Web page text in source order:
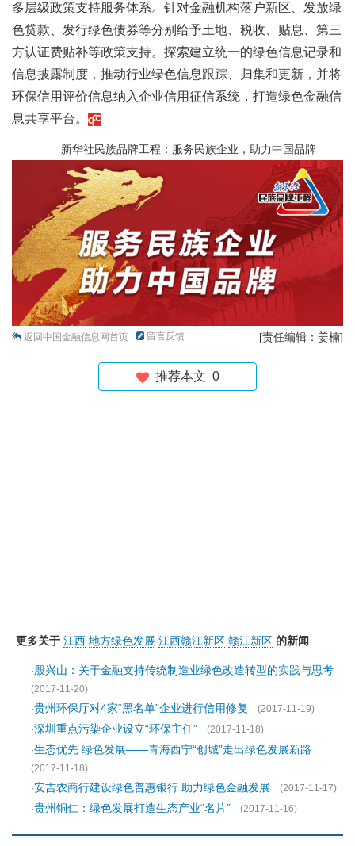
多层级政策支持服务体系。针对金融机构落户新区、发放绿
色贷款、发行绿色债券等分别给予土地、税收、贴息、第三
方认证费贴补等政策支持。探索建立统一的绿色信息记录和
信息披露制度，推动行业绿色信息跟踪、归集和更新，并将
环保信用评价信息纳入企业信用征信系统，打造绿色金融信
息共享平台。
新华社民族品牌工程：服务民族企业，助力中国品牌
返回中国金融信息网首页 留言反馈 [责任编辑：姜楠]
推荐本文 0
更多关于 江西 地方绿色发展 江西赣江新区 赣江新区 的新闻
·殷兴山：关于金融支持传统制造业绿色改造转型的实践与思考
(2017-11-20)
·贵州环保厅对4家“黑名单”企业进行信用修复
(2017-11-19)
·深圳重点污染企业设立“环保主任”
(2017-11-18)
·生态优先 绿色发展——青海西宁“创城”走出绿色发展新路
(2017-11-18)
·安吉农商行建设绿色普惠银行 助力绿色金融发展
(2017-11-17)
·贵州铜仁：绿色发展打造生态产业“名片” (2017-11-16)